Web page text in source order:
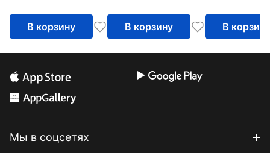
В корзину В корзину
(ВВ4522)
В корзину
Мы в соцсетях